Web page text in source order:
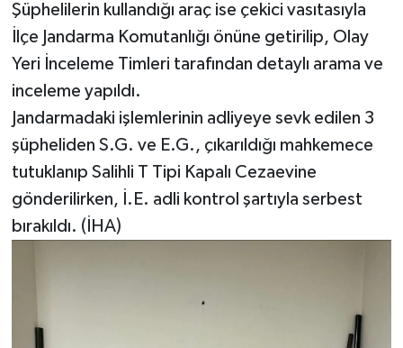
Şüphelilerin kullandığı araç ise çekici vasıtasıyla
İlçe Jandarma Komutanlığı önüne getirilip, Olay
Yeri İnceleme Timleri tarafından detaylı arama ve
inceleme yapıldı.
Jandarmadaki işlemlerinin adliyeye sevk edilen 3
şüpheliden S.G. ve E.G., çıkarıldığı mahkemece
tutuklanıp Salihli T Tipi Kapalı Cezaevine
gönderilirken, İ.E. adli kontrol şartıyla serbest
bırakıldı. (İHA)